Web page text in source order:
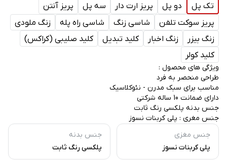
جنس مغزی
پلی کربنات نسوز
جنس بدنه
پلکسی رنگ ثابت
تک پل
دو پل پریز ارت دار سه پل
پریز آنتن
پریز سوکت تلفن
شاسی زنگ شاسی راه پله
زنگ ملودی
زنگ بیزر
زنگ اخبار کلید تبدیل
کلید صلیبی (کراکس)
کلید کولر
ویژگی های محصول :
طراحی منحصر به فرد
مناسب برای سبک مدرن - نئوکلاسیک
دارای ضمانت 10 ساله شرکتی
جنس بدنه پلکسی رنگ ثابت
جنس مغری : پلی کربنات نسوز